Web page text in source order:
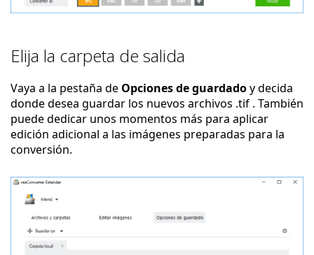
Elija la carpeta de salida
Vaya a la pestaña de Opciones de guardadoy decida
donde desea guardar los nuevos archivos .tif . También
puede dedicar unos momentos más para aplicar
edición adicional a las imágenes preparadas para la
conversión.